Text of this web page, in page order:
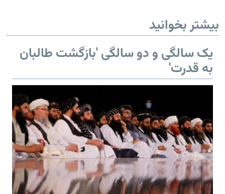
بیشتر بخوانید
یک سالگی و دو سالگی 'بازگشت طالبان
به قدرت'